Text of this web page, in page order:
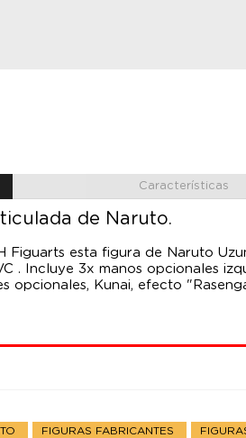
Características
de Naruto.
Figuarts esta figura de Naruto
. Incluye 3x manos opcionales
opcionales, Kunai, efecto
FIGURAS FABRICANTES